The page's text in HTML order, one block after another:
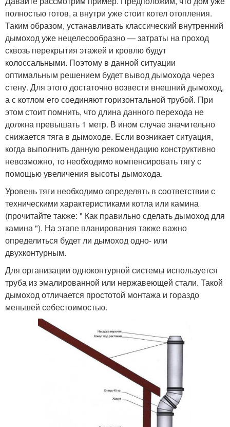
полностью готов, а внутри уже стоит котел отопления.
Таким образом, устанавливать классический внутренний
дымоход уже нецелесообразно — затраты на проход
сквозь перекрытия этажей и кровлю будут
колоссальными. Поэтому в данной ситуации
оптимальным решением будет вывод дымохода через
стену. Для этого достаточно возвести внешний дымоход,
а с котлом его соединяют горизонтальной трубой. При
этом стоит помнить, что длина данного перехода не
должна превышать 1 метр. В ином случае значительно
снижается тяга в дымоходе. Если возникает ситуация,
когда выполнить данную рекомендацию конструктивно
невозможно, то необходимо компенсировать тягу с
помощью увеличения высоты дымохода.
Уровень тяги необходимо определять в соответствии с
техническими характеристиками котла или камина
(прочитайте также: " Как правильно сделать дымоход для
камина "). На этапе планирования также важно
определиться будет ли дымоход одно- или
двухконтурным.
Для организации одноконтурной системы используется
труба из эмалированной или нержавеющей стали. Такой
дымоход отличается простотой монтажа и гораздо
меньшей себестоимостью.